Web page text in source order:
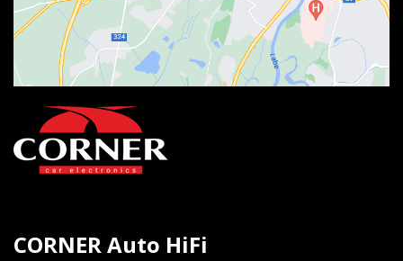
CORNER Auto HiFi